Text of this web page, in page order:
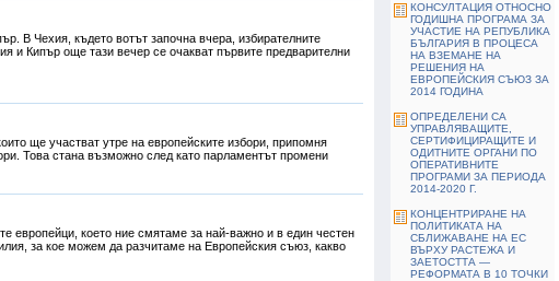
В Чехия, където вотът започна вчера, избирателните
и Кипър още тази вечер се очакват първите предварителни
ще участват утре на европейските избори, припомня
Това стана възможно след като парламентът промени
европейци, което ние смятаме за най-важно и в един честен
за кое можем да разчитаме на Европейския съюз, какво
КОНСУЛТАЦИЯ ОТНОСНО
ГОДИШНА ПРОГРАМА ЗА
УЧАСТИЕ НА РЕПУБЛИКА
БЪЛГАРИЯ В ПРОЦЕСА
НА ВЗЕМАНЕ НА
РЕШЕНИЯ НА
ЕВРОПЕЙСКИЯ СЪЮЗ ЗА
2014 ГОДИНА
ОПРЕДЕЛЕНИ СА
УПРАВЛЯВАЩИТЕ,
СЕРТИФИЦИРАЩИТЕ И
ОДИТНИТЕ ОРГАНИ ПО
ОПЕРАТИВНИТЕ
ПРОГРАМИ ЗА ПЕРИОДА
2014-2020 Г.
КОНЦЕНТРИРАНЕ НА
ПОЛИТИКАТА НА
СБЛИЖАВАНЕ НА ЕС
ВЪРХУ РАСТЕЖА И
ЗАЕТОСТТА —
РЕФОРМАТА В 10 ТОЧКИ